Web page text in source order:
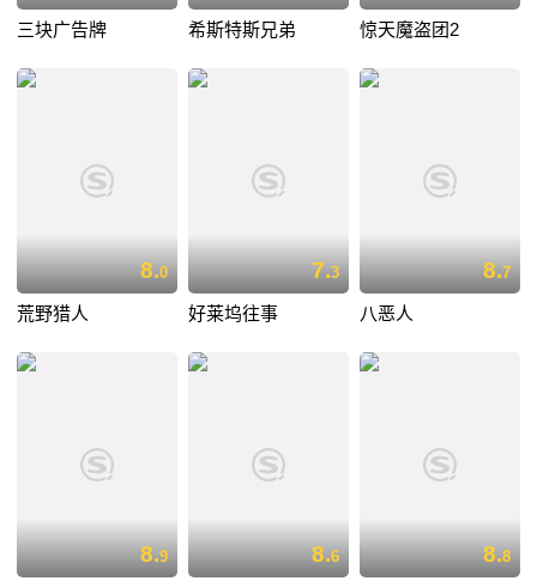
三块广告牌 希斯特斯兄弟 惊天魔盗团2
8.0
荒野猎人
7.3
好莱坞往事
8.7
八恶人
8.9 8.6 8.8